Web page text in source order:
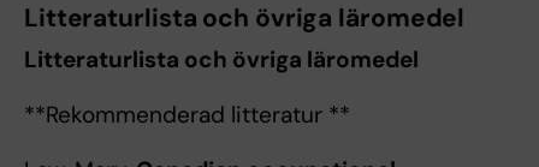
Litteraturlista och övriga läromedel
Litteraturlista och övriga läromedel
**Rekommenderad litteratur **